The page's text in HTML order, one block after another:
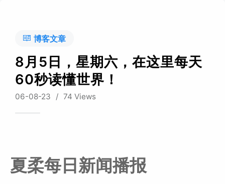
博客文章
8月5日，星期六，在这里每天
60秒读懂世界！
06-08-23 / 74 Views
夏柔每日新闻播报